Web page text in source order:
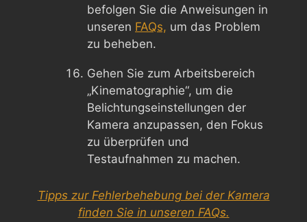
befolgen Sie die Anweisungen in
unseren FAQs, um das Problem
zu beheben.
Gehen Sie zum Arbeitsbereich
„Kinematographie“, um die
Belichtungseinstellungen der
Kamera anzupassen, den Fokus
zu überprüfen und
Testaufnahmen zu machen.
Tipps zur Fehlerbehebung bei der Kamera
finden Sie in unseren FAQs.